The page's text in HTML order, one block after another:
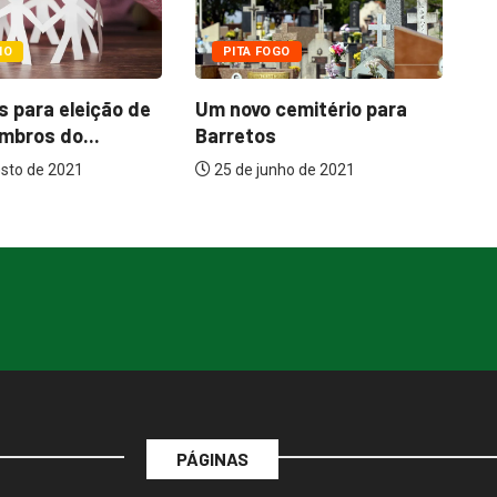
cemitério para
de 2021
COTIDIANO
Entidade centenária com
PÁGINAS